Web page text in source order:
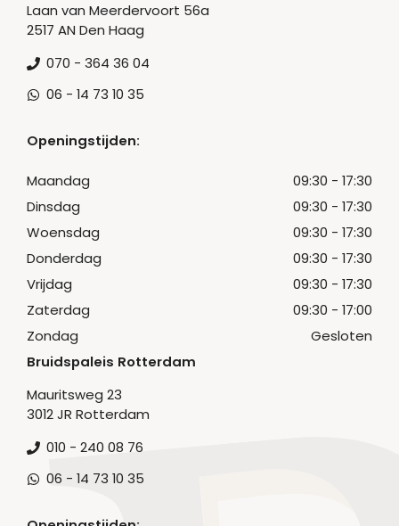
Laan van Meerdervoort 56a
2517 AN Den Haag
070 - 364 36 04
06 - 14 73 10 35
Openingstijden:
Maandag
09:30 - 17:30
Dinsdag
09:30 - 17:30
Woensdag
09:30 - 17:30
Donderdag
09:30 - 17:30
Vrijdag
09:30 - 17:30
Zaterdag
09:30 - 17:00
Zondag
Gesloten
Bruidspaleis Rotterdam
Mauritsweg 23
3012 JR Rotterdam
010 - 240 08 76
06 - 14 73 10 35